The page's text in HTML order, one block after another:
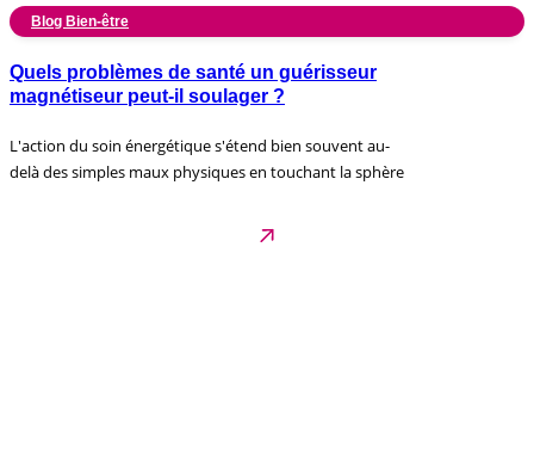
Blog Bien-être
Quels problèmes de santé un guérisseur
magnétiseur peut-il soulager ?
L'action du soin énergétique s'étend bien souvent au-
delà des simples maux physiques en touchant la sphère